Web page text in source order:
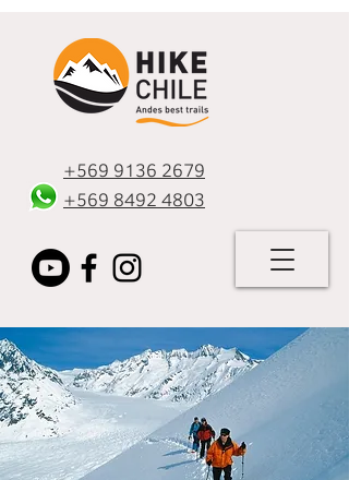
+569 9136 2679
+569 8492 4803